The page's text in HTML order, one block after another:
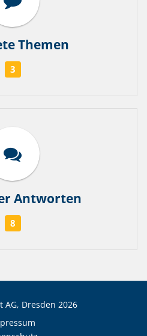
Themen
3
Antworten
8
AG, Dresden 2026